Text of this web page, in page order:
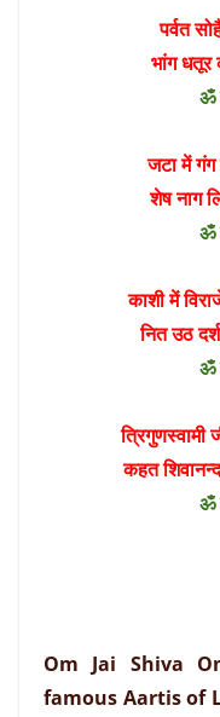
पर्वत
भांग धतूर
ॐ
जटा में
शेष नाग
ॐ
काशी में
नित उठ
ॐ
त्रिगुणस्वामी
कहत
ॐ
Om Jai Shiva
famous Aartis of